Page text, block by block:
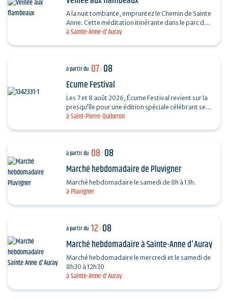
à Sainte-Anne-d'Auray
A la nuit tombante, empruntez le Chemin de Sainte
Anne. Cette méditation itinérante dans le parc du
sanctuaire permet d’arpenter la vie et le
à Saint-Pierre-Quiberon
à partir du 07/08
Ecume Festival
Les 7 et 8 août 2026, Écume Festival revient sur la
presqu’île pour une édition spéciale célébrant ses
5 ans. En seulement quelques années,…
à Pluvigner
à partir du 08/08
Marché hebdomadaire de Pluvigner
Marché hebdomadaire le samedi de 8h à 13h.
à Sainte-Anne-d'Auray
à partir du 12/08
Marché hebdomadaire à Sainte-Anne d'Auray
Marché hebdomadaire le mercredi et le samedi de
8h30 à 12h30